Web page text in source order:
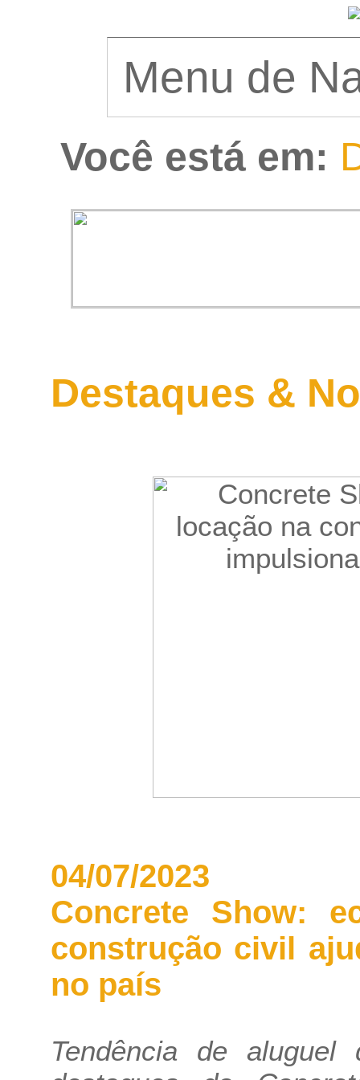
Você está em:
Destaques &
04/07/2023
Concrete Show:
construção civil
no país
Tendência de